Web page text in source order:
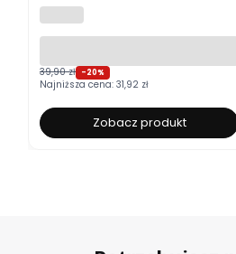
39,90 zł -20%
Najniższa cena: 31,92 zł
Zobacz produkt